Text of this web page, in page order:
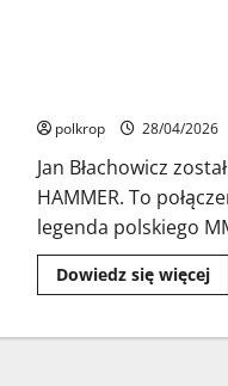
polkrop 28/04/2026
Jan Błachowicz
HAMMER. To
legenda polskiego
Dowiedz się więcej